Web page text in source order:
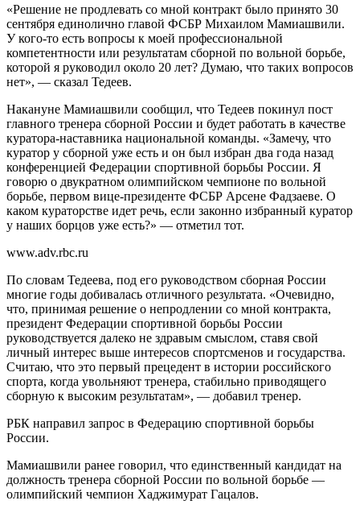
«Решение не продлевать со мной контракт было принято 30
сентября единолично главой ФСБР Михаилом Мамиашвили.
У кого-то есть вопросы к моей профессиональной
компетентности или результатам сборной по вольной борьбе,
которой я руководил около 20 лет? Думаю, что таких вопросов
нет», — сказал Тедеев.
Накануне Мамиашвили сообщил, что Тедеев покинул пост
главного тренера сборной России и будет работать в качестве
куратора-наставника национальной команды. «Замечу, что
куратор у сборной уже есть и он был избран два года назад
конференцией Федерации спортивной борьбы России. Я
говорю о двукратном олимпийском чемпионе по вольной
борьбе, первом вице-президенте ФСБР Арсене Фадзаеве. О
каком кураторстве идет речь, если законно избранный куратор
у наших борцов уже есть?» — отметил тот.
www.adv.rbc.ru
По словам Тедеева, под его руководством сборная России
многие годы добивалась отличного результата. «Очевидно,
что, принимая решение о непродлении со мной контракта,
президент Федерации спортивной борьбы России
руководствуется далеко не здравым смыслом, ставя свой
личный интерес выше интересов спортсменов и государства.
Считаю, что это первый прецедент в истории российского
спорта, когда увольняют тренера, стабильно приводящего
сборную к высоким результатам», — добавил тренер.
РБК направил запрос в Федерацию спортивной борьбы
России.
Мамиашвили ранее говорил, что единственный кандидат на
должность тренера сборной России по вольной борьбе —
олимпийский чемпион Хаджимурат Гацалов.